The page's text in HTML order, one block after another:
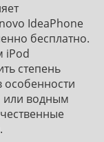
IdeaPhone
бесплатно.
iPod
степень
особенности
или водным